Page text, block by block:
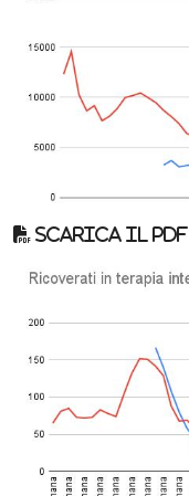
Scarica il pdf